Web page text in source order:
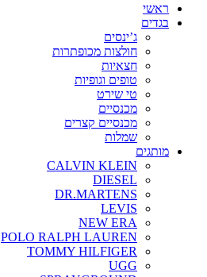
ראשי
בגדים
ג’ינסים
חולצות מכופתרות
חצאיות
טופים וגופיות
טי שירט
מכנסיים
מכנסיים קצרים
שמלות
מותגים
CALVIN KLEIN
DIESEL
DR.MARTENS
LEVIS
NEW ERA
POLO RALPH LAUREN
TOMMY HILFIGER
UGG